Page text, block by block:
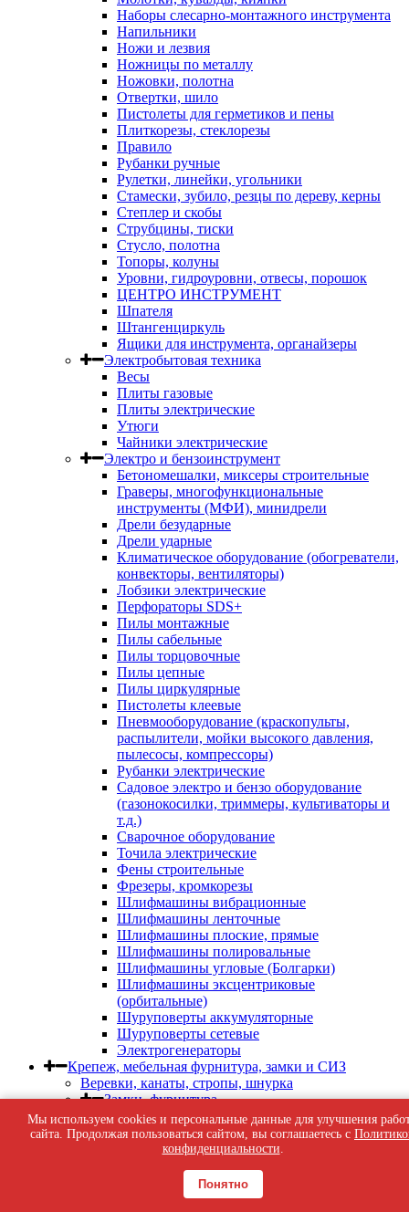
Наборы слесарно-монтажного инструмента
Напильники
Ножи и лезвия
Ножницы по металлу
Ножовки, полотна
Отвертки, шило
Пистолеты для герметиков и пены
Плиткорезы, стеклорезы
Правило
Рубанки ручные
Рулетки, линейки, угольники
Стамески, зубило, резцы по дереву, керны
Степлер и скобы
Струбцины, тиски
Стусло, полотна
Топоры, колуны
Уровни, гидроуровни, отвесы, порошок
ЦЕНТРО ИНСТРУМЕНТ
Шпателя
Штангенциркуль
Ящики для инструмента, органайзеры
Электробытовая техника
Весы
Плиты газовые
Плиты электрические
Утюги
Чайники электрические
Электро и бензоинструмент
Бетономешалки, миксеры строительные
Граверы, многофункциональные
инструменты (МФИ), минидрели
Дрели безударные
Дрели ударные
Климатическое оборудование (обогреватели,
конвекторы, вентиляторы)
Лобзики электрические
Перфораторы SDS+
Пилы монтажные
Пилы сабельные
Пилы торцовочные
Пилы цепные
Пилы циркулярные
Пистолеты клеевые
Пневмооборудование (краскопульты,
распылители, мойки высокого давления,
пылесосы, компрессоры)
Рубанки электрические
Садовое электро и бензо оборудование
(газонокосилки, триммеры, культиваторы и
т.д.)
Сварочное оборудование
Точила электрические
Фены строительные
Фрезеры, кромкорезы
Шлифмашины вибрационные
Шлифмашины ленточные
Шлифмашины плоские, прямые
Шлифмашины полировальные
Шлифмашины угловые (Болгарки)
Шлифмашины эксцентриковые
(орбитальные)
Шуруповерты аккумуляторные
Шуруповерты сетевые
Электрогенераторы
Крепеж, мебельная фурнитура, замки и СИЗ
Веревки, канаты, стропы, шнурка
Замки, фурнитура
Доводчики
Завертки, задвижки, засовы, шпингалеты
пружины дверные
Фурнитура дверная
Мы используем cookies и персональные данные для улучшения
сайта. Продолжая пользоваться сайтом, вы соглашаетесь с
конфиденциальности.
Понятно